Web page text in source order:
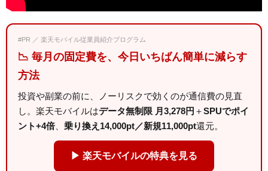
#PR ／ 楽天モバイル従業員紹介プログラム
📉 毎月の固定費を、今日いちばん簡単に減らす
方法
投資や副業の前に、ノーリスクで効くのが通信費の見直
し。楽天モバイルはデータ無制限 月3,278円 ＋SPUでポイ
ント+4倍
乗り換え14,000pt／新規11,000pt還元。
▶ 楽天モバイルの特典を見る